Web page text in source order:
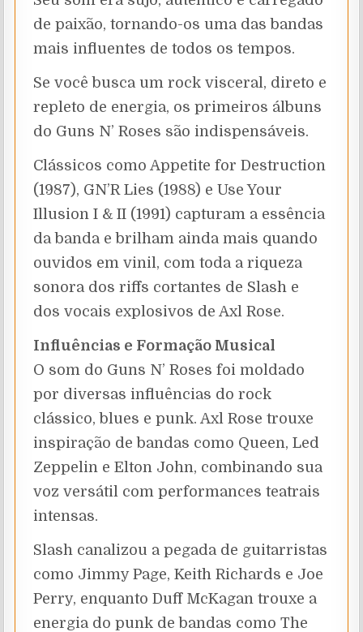
de paixão, tornando-os uma das bandas
mais influentes de todos os tempos.
Se você busca um rock visceral, direto e
repleto de energia, os primeiros álbuns
do Guns N’ Roses são indispensáveis.
Clássicos como Appetite for Destruction
(1987), GN’R Lies (1988) e Use Your
Illusion I & II (1991) capturam a essência
da banda e brilham ainda mais quando
ouvidos em vinil, com toda a riqueza
sonora dos riffs cortantes de Slash e
dos vocais explosivos de Axl Rose.
Influências e Formação Musical
O som do Guns N’ Roses foi moldado
por diversas influências do rock
clássico, blues e punk. Axl Rose trouxe
inspiração de bandas como Queen, Led
Zeppelin e Elton John, combinando sua
voz versátil com performances teatrais
intensas.
Slash canalizou a pegada de guitarristas
como Jimmy Page, Keith Richards e Joe
Perry, enquanto Duff McKagan trouxe a
energia do punk de bandas como The